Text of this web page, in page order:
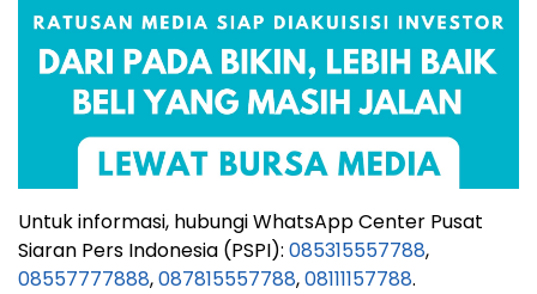
Untuk informasi, hubungi WhatsApp Center Pusat
Siaran Pers Indonesia (PSPI): 085315557788,
08557777888,087815557788,08111157788.